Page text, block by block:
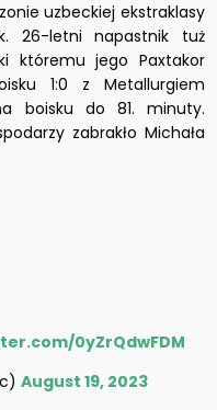
uzbeckiej ekstraklasy
26-letni napastnik tuż
któremu jego Paxtakor
1:0 z Metallurgiem
boisku do 81. minuty.
zabrakło Michała
0yZrQdwFDM
August 19, 2023